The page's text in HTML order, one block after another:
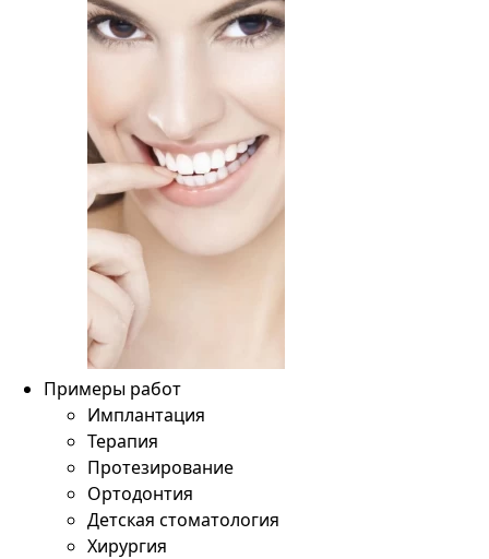
Примеры работ
Имплантация
Терапия
Протезирование
Ортодонтия
Детская стоматология
Хирургия